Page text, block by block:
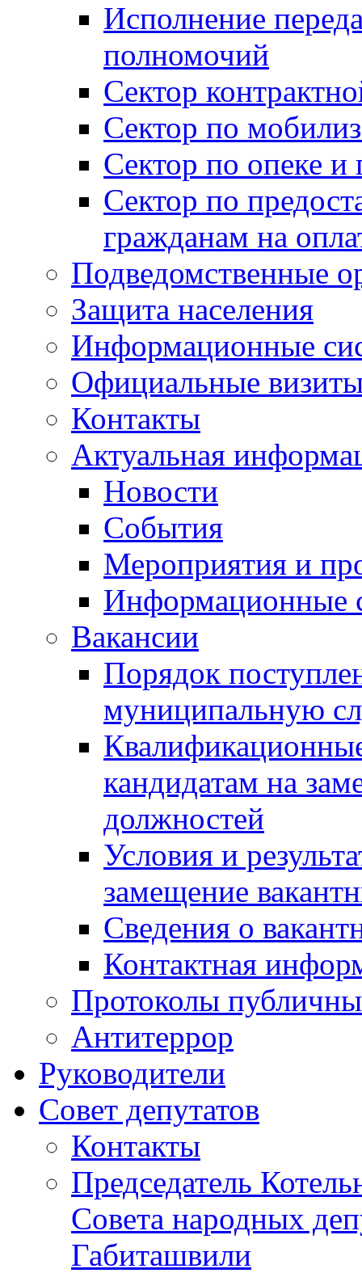
Исполнение
полномочий
Сектор
Сектор по
Сектор по опеке и
Сектор по
гражданам на
Подведомственные
Защита населения
Информационные
Официальные
Контакты
Актуальная
Новости
События
Мероприятия и
Информационные
Вакансии
Порядок
муниципальную
кандидатам на
должностей
Условия и
замещение
Сведения о
Контактная
Протоколы
Антитеррор
Руководители
Совет депутатов
Контакты
Председатель
Совета народных
Габиташвили